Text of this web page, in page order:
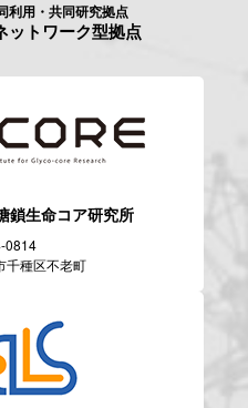
利用・共同研究拠点
ットワーク型拠点
鎖生命コア研究所
0814
千種区不老町